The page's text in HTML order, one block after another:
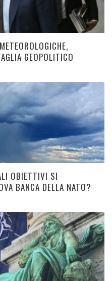
GEOPOLITICO
OBIETTIVI SI
BANCA DELLA NATO?